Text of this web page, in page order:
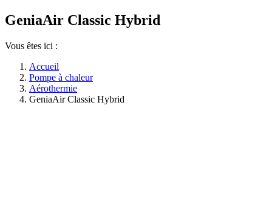
GeniaAir Classic Hybrid
Vous êtes ici :
Accueil
Pompe à chaleur
Aérothermie
GeniaAir Classic Hybrid